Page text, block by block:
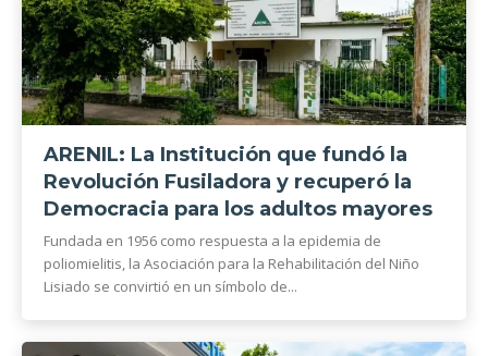
ARENIL: La Institución que fundó la
Revolución Fusiladora y recuperó la
Democracia para los adultos mayores
Fundada en 1956 como respuesta a la epidemia de
poliomielitis, la Asociación para la Rehabilitación del Niño
Lisiado se convirtió en un símbolo de...